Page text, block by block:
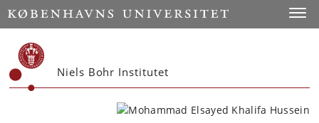
Start
Niels Bohr Institutet